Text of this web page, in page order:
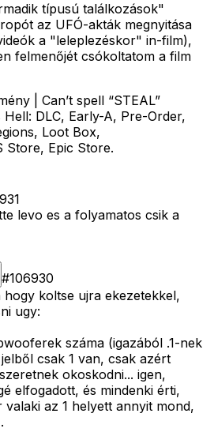
típusú találkozások"
az UFÓ-akták megnyitása
a "leleplezéskor" in-film),
felmenőjét csókoltatom a film
| Can’t spell “STEAL”
DLC, Early-A, Pre-Order,
Loot Box,
Store, Epic Store.
levo es a folyamatos csik a
#106930
koltse ujra ekezetekkel,
ugy:
száma (igazából .1-nek
csak 1 van, csak azért
okoskodni... igen,
elfogadott, és mindenki érti,
az 1 helyett annyit mond,